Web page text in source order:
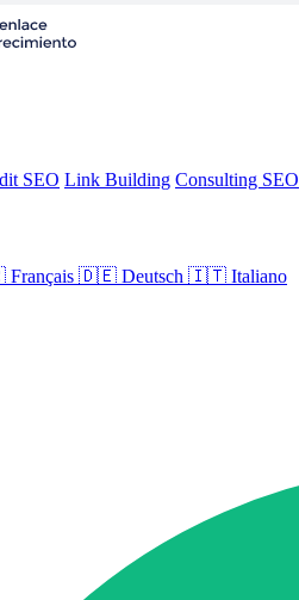
SEO Link Building Consulting SEO
🇩🇪 Deutsch 🇮🇹 Italiano